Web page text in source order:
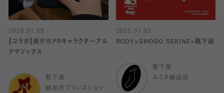
2025.01.05
【コラボ】長野県PRキャラクターアル
クマソックス
靴下屋
軽井沢プリンスショッ
2025.01.03
RODY×SHOGO SEKINE×靴下屋
靴下屋
ルミネ横浜店